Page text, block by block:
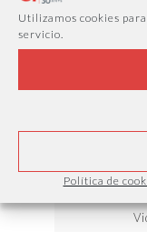
Utilizamos cookies
servicio.
Política de